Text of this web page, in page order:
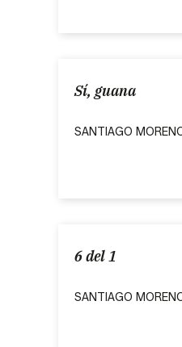
Sí, guana
SANTIAGO
6 del 1
SANTIAGO